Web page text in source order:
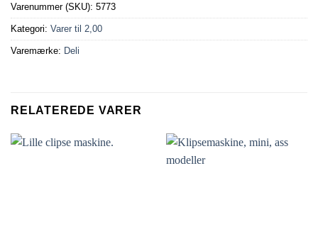
Varenummer (SKU): 5773
Kategori: Varer til 2,00
Varemærke: Deli
RELATEREDE VARER